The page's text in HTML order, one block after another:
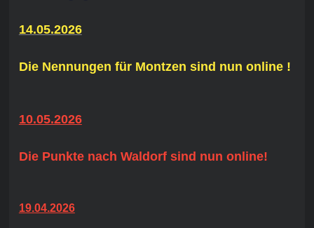
14.05.2026
Die Nennungen für Montzen sind nun online !
10.05.2026
Die Punkte nach Waldorf sind nun online!
19.04.2026